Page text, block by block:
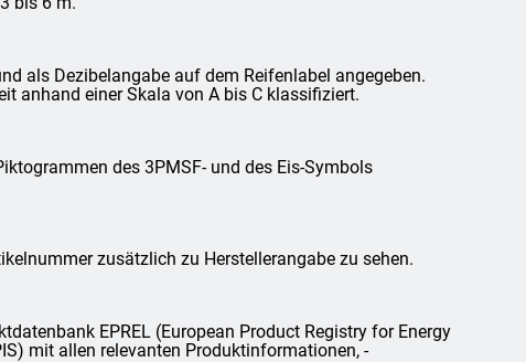
als Dezibelangabe auf dem Reifenlabel angegeben.
anhand einer Skala von A bis C klassifiziert.
des 3PMSF- und des Eis-Symbols
zusätzlich zu Herstellerangabe zu sehen.
EPREL (European Product Registry for Energy
mit allen relevanten Produktinformationen, -